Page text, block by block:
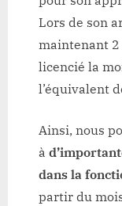
Lors de son
maintenant
licencié la
l’équivalent
Ainsi, nous
à
dans la
partir du